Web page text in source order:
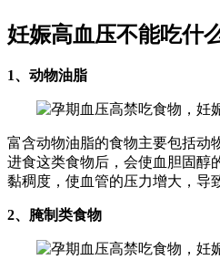
妊娠高血压不能吃什
1、动物油脂
富含动物油脂的食物主要包括动
进食这类食物后，会使血胆固醇
黏稠度，使血管的压力增大，导
2、腌制类食物